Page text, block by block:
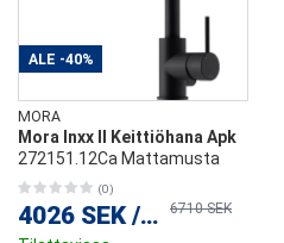
ALE -40%
MORA
Mora Inxx II Keittiöhana Apk
272151.12Ca Mattamusta
(0)
4026 SEK / kpl6710 SEK